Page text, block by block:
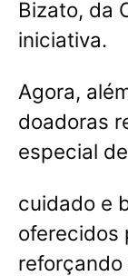
Bizato, da
iniciativa.
Agora,
doadoras
especial de
cuidado e
oferecidos
reforçando